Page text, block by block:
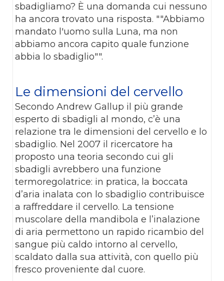
sbadigliamo? È una domanda cui nessuno
ha ancora trovato una risposta. ""Abbiamo
mandato l'uomo sulla Luna, ma non
abbiamo ancora capito quale funzione
abbia lo sbadiglio"".
Le dimensioni del cervello
Secondo Andrew Gallup il più grande
esperto di sbadigli al mondo, c’è una
relazione tra le dimensioni del cervello e lo
sbadiglio. Nel 2007 il ricercatore ha
proposto una teoria secondo cui gli
sbadigli avrebbero una funzione
termoregolatrice: in pratica, la boccata
d’aria inalata con lo sbadiglio contribuisce
a raffreddare il cervello. La tensione
muscolare della mandibola e l’inalazione
di aria permettono un rapido ricambio del
sangue più caldo intorno al cervello,
scaldato dalla sua attività, con quello più
fresco proveniente dal cuore.